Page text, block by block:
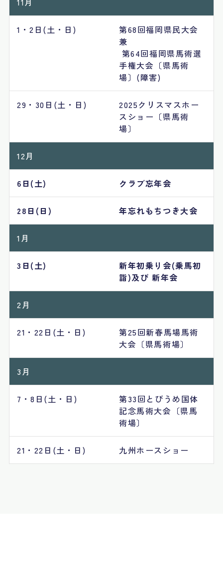
1・2日(土・日) 第68回福岡県民大会
兼
第64回福岡県馬術選
手権大会〔県馬術
場〕(障害)
29・30日(土・日)
2025クリスマスホー
スショー〔県馬術
場〕
12月
6日(土) クラブ忘年会
28日(日) 年忘れもちつき大会
1月
3日(土)
新年初乗り会(乗馬初
詣)及び 新年会
2月
21・22日(土・日)
第25回新春馬場馬術
大会〔県馬術場〕
3月
7・8日(土・日)
第33回とびうめ国体
記念馬術大会〔県馬
術場〕
21・22日(土・日) 九州ホースショー